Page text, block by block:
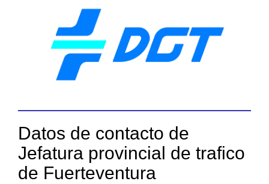
Datos de contacto de
Jefatura provincial de trafico
de Fuerteventura